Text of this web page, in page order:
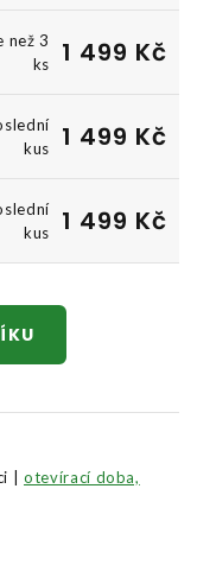
než 3
ks
1 499 Kč
kus
1 499 Kč
kus
1 499 Kč
| otevírací doba,